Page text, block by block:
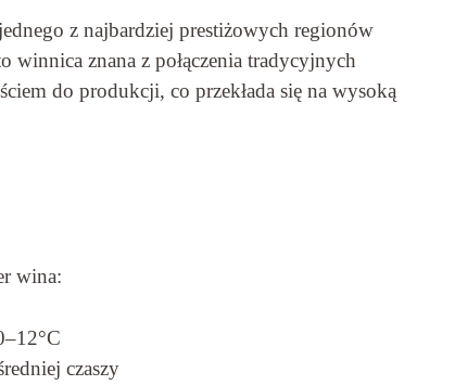
z najbardziej prestiżowych regionów
winnica znana z połączenia tradycyjnych
do produkcji, co przekłada się na wysoką
wina:
czaszy